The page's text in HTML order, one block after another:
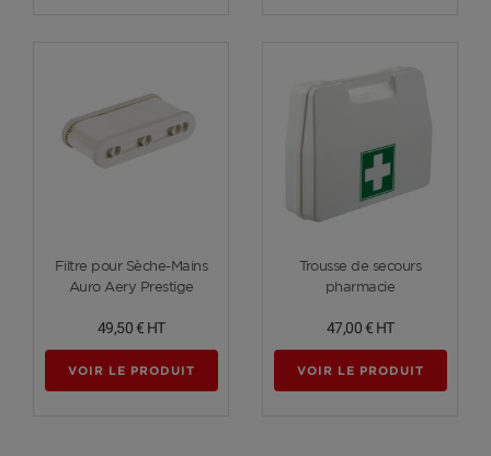
Voir plus
Filtre pour Sèche-Mains
Auro Aery Prestige
49,50 € HT
VOIR LE PRODUIT
Voir plus
Trousse de secours
pharmacie
47,00 € HT
VOIR LE PRODUIT